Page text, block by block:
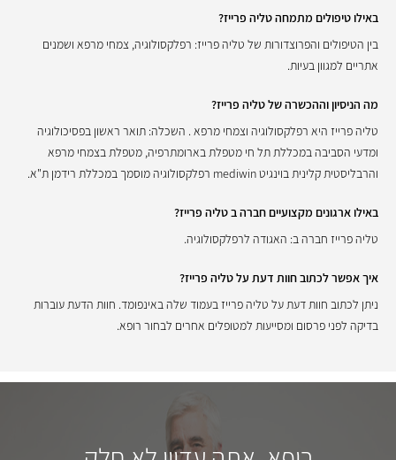
באילו טיפולים מתמחה טליה פרייז?
בין הטיפולים והפרוצדורות של טליה פרייז: רפלקסולוגיה, צמחי מרפא ושמנים
אתריים למגוון בעיות.
מה הניסיון וההכשרה של טליה פרייז?
טליה פרייז היא רפלקסולוגיה וצמחי מרפא . השכלה: תואר ראשון בפסיכולוגיה
ומדעי הסביבה במכללת תל חי מטפלת בארומתרפיה, מטפלת בצמחי מרפא
והרבליסטית קלינית בוינגיט mediwin רפלקסולוגיה מוסמך במכללת רידמן ת"א.
באילו ארגונים מקצועיים חברה ב טליה פרייז?
טליה פרייז חברה ב: האגודה לרפלקסולוגיה.
איך אפשר לכתוב חוות דעת על טליה פרייז?
ניתן לכתוב חוות דעת על טליה פרייז בעמוד שלה באינפומד. חוות הדעת עוברות
בדיקה לפני פרסום ומסייעות למטופלים אחרים לבחור רופא.